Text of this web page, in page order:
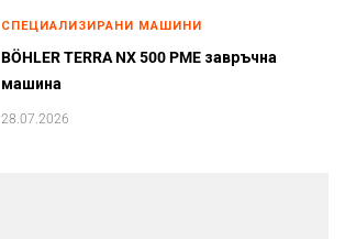
СПЕЦИАЛИЗИРАНИ МАШИНИ
BÖHLER TERRA NX 500 PME завръчна
машина
28.07.2026